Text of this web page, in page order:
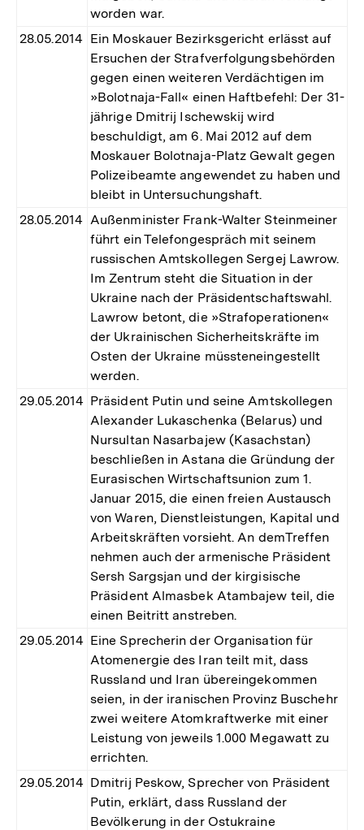
worden war.
28.05.2014 Ein Moskauer Bezirksgericht erlässt auf
Ersuchen der Strafverfolgungsbehörden
gegen einen weiteren Verdächtigen im
»Bolotnaja-Fall« einen Haftbefehl: Der 31-
jährige Dmitrij Ischewskij wird
beschuldigt, am 6. Mai 2012 auf dem
Moskauer Bolotnaja-Platz Gewalt gegen
Polizeibeamte angewendet zu haben und
bleibt in Untersuchungshaft.
28.05.2014 Außenminister Frank-Walter Steinmeiner
führt ein Telefongespräch mit seinem
russischen Amtskollegen Sergej Lawrow.
Im Zentrum steht die Situation in der
Ukraine nach der Präsidentschaftswahl.
Lawrow betont, die »Strafoperationen«
der Ukrainischen Sicherheitskräfte im
Osten der Ukraine müssteneingestellt
werden.
29.05.2014 Präsident Putin und seine Amtskollegen
Alexander Lukaschenka (Belarus) und
Nursultan Nasarbajew (Kasach­stan)
beschließen in Astana die Gründung der
Eurasischen Wirtschaftsunion zum 1.
Januar 2015, die einen freien Austausch
von Waren, Dienstleistungen, Kapital und
Arbeitskräften vorsieht. An demTreffen
nehmen auch der armenische Präsident
Sersh Sargsjan und der kirgisische
Präsident Almasbek Atambajew teil, die
einen Beitritt anstreben.
29.05.2014 Eine Sprecherin der Organisation für
Atomenergie des Iran teilt mit, dass
Russland und Iran übereingekommen
seien, in der iranischen Provinz Buschehr
zwei weitere Atomkraftwerke mit einer
Leistung von jeweils 1.000 Megawatt zu
errichten.
29.05.2014 Dmitrij Peskow, Sprecher von Präsident
Putin, erklärt, dass Russland der
Bevölkerung in der Ostukraine